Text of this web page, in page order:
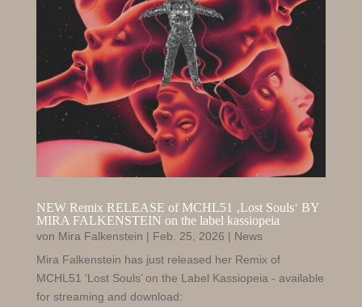
NEW Remix RELEASE of MCHL51 ‚Lost Souls‘ BY
MIRA FALKENSTEIN on the label kassiopeia
von Mira Falkenstein | Feb. 25, 2026 | News
Mira Falkenstein has just released her Remix of
MCHL51 'Lost Souls’ on the Label Kassiopeia - available
for streaming and download: